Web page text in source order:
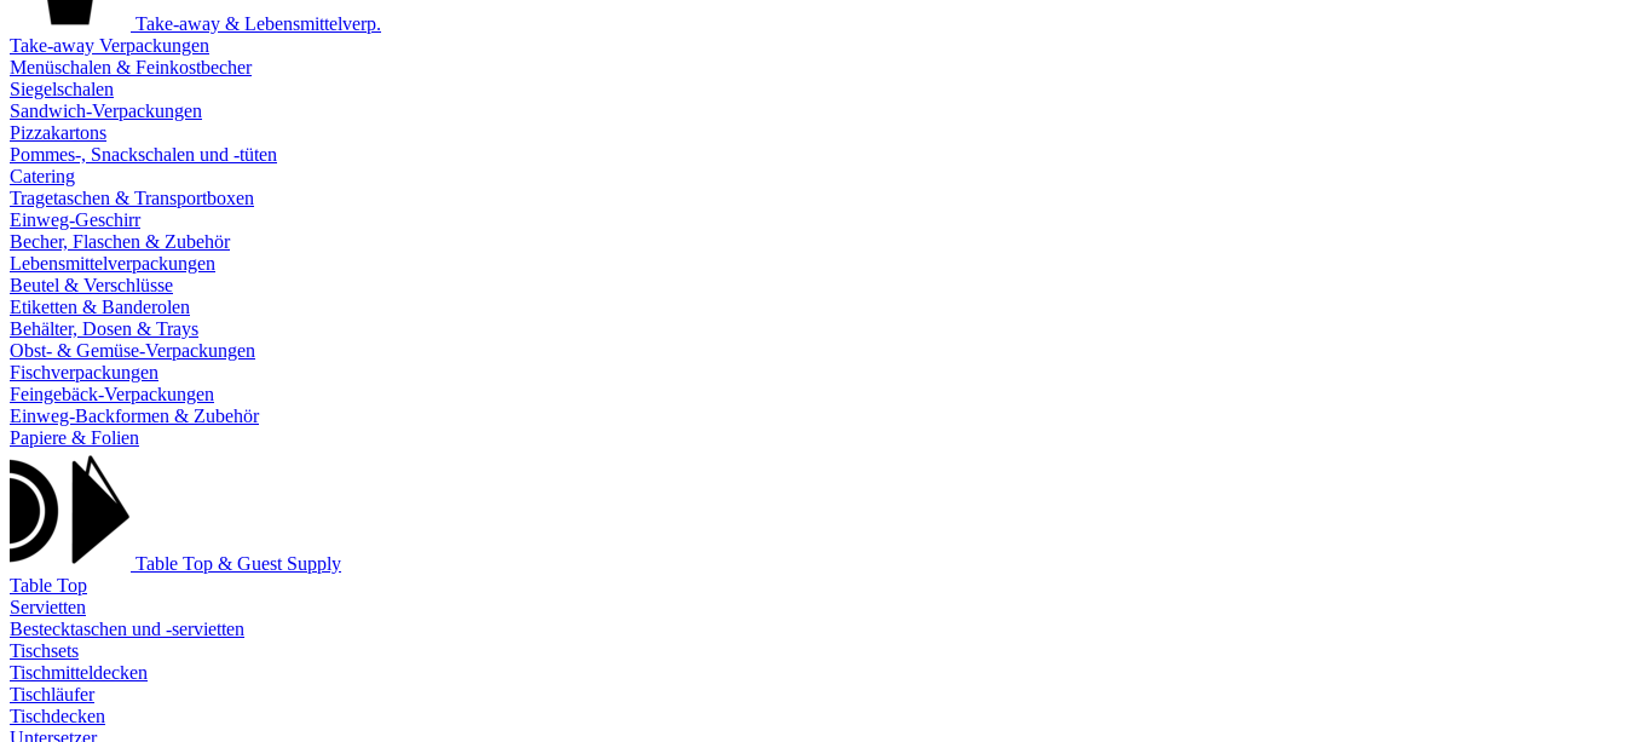
Take-away & Lebensmittelverp.
Take-away Verpackungen
Menüschalen & Feinkostbecher
Siegelschalen
Sandwich-Verpackungen
Pizzakartons
Pommes-, Snackschalen und -tüten
Catering
Tragetaschen & Transportboxen
Einweg-Geschirr
Becher, Flaschen & Zubehör
Lebensmittelverpackungen
Beutel & Verschlüsse
Etiketten & Banderolen
Behälter, Dosen & Trays
Obst- & Gemüse-Verpackungen
Fischverpackungen
Feingebäck-Verpackungen
Einweg-Backformen & Zubehör
Papiere & Folien
Table Top & Guest Supply
Table Top
Servietten
Bestecktaschen und -servietten
Tischsets
Tischmitteldecken
Tischläufer
Tischdecken